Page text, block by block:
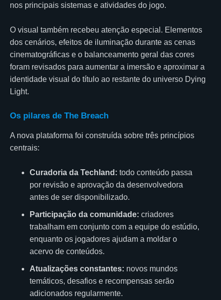
nos principais sistemas e atividades do jogo.
O visual também recebeu atenção especial. Elementos
dos cenários, efeitos de iluminação durante as cenas
cinematográficas e o balanceamento geral das cores
foram revisados para aumentar a imersão e aproximar a
identidade visual do título ao restante do universo Dying
Light.
Os pilares de The Breach
A nova plataforma foi construída sobre três princípios
centrais:
Curadoria da Techland: todo conteúdo passa
por revisão e aprovação da desenvolvedora
antes de ser disponibilizado.
Participação da comunidade: criadores
trabalham em conjunto com a equipe do estúdio,
enquanto os jogadores ajudam a moldar o
acervo de conteúdos.
Atualizações constantes: novos mundos
temáticos, desafios e recompensas serão
adicionados regularmente.